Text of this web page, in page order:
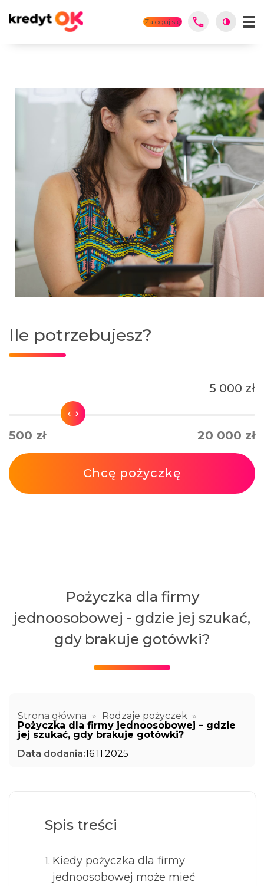
Zaloguj się
Ile potrzebujesz?
5 000 zł
500 zł 20 000 zł
Chcę pożyczkę
Pożyczka dla firmy
jednoosobowej - gdzie jej szukać,
gdy brakuje gotówki?
Strona główna » Rodzaje pożyczek »
Pożyczka dla firmy jednoosobowej – gdzie
jej szukać, gdy brakuje gotówki?
Data dodania:16.11.2025
Spis treści
Kiedy pożyczka dla firmy
jednoosobowej może mieć